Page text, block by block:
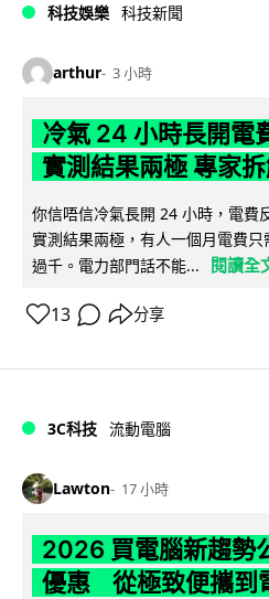
科技娛樂 科技新聞
arthur 3 小時
冷氣 24 小時長開電
實測結果兩極 專家
你信唔信冷氣長開 24 小時，電費
實測結果兩極，有人一個月電費
過千。電力部門話不能...
閱讀全
13 分享
3C科技 流動電腦
Lawton 17 小時
2026 買電腦新趨勢
優惠 從極致便攜到